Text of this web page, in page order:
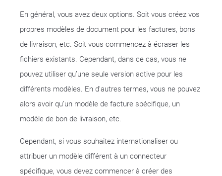
En général, vous avez deux options. Soit vous créez vos
propres modèles de document pour les factures, bons
de livraison, etc. Soit vous commencez à écraser les
fichiers existants. Cependant, dans ce cas, vous ne
pouvez utiliser qu’une seule version active pour les
différents modèles. En d’autres termes, vous ne pouvez
alors avoir qu’un modèle de facture spécifique, un
modèle de bon de livraison, etc.
Cependant, si vous souhaitez internationaliser ou
attribuer un modèle différent à un connecteur
spécifique, vous devez commencer à créer des